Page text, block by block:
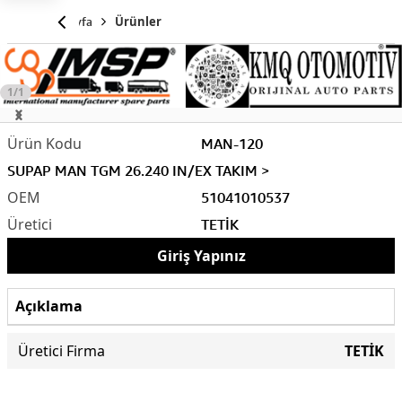
Anasayfa Ürünler
1/1
MAN-120
51041010537
SUPAP MAN TGM 26.240 IN/EX TAKIM >
TETİK
Giriş Yapınız
Açıklama
Üretici Firma TETİK